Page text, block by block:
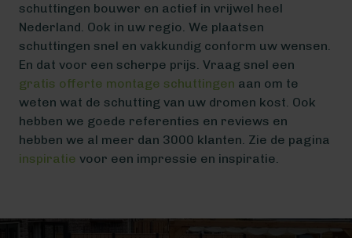
schuttingen bouwer en actief in vrijwel heel
Nederland. Ook in uw regio. We plaatsen
schuttingen snel en vakkundig conform uw wensen.
En dat voor een scherpe prijs. Vraag snel een
gratis offerte montage schuttingen aan om te
weten wat de schutting van uw dromen kost. Ook
hebben we goede referenties en reviews en
hebben we al meer dan 3000 klanten. Zie de pagina
inspiratie voor een impressie en inspiratie.